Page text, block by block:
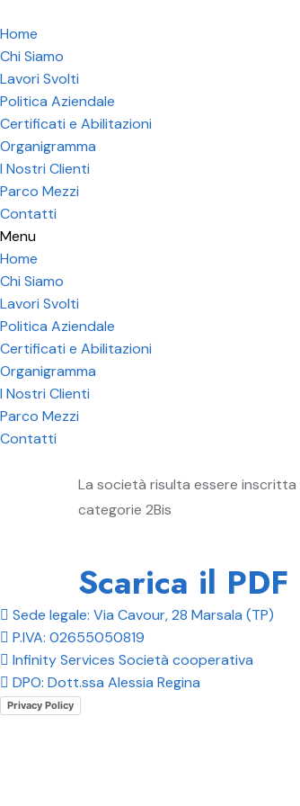
Home
Chi Siamo
Lavori Svolti
Politica Aziendale
Certificati e Abilitazioni
Organigramma
I Nostri Clienti
Parco Mezzi
Contatti
Menu
Home
Chi Siamo
Lavori Svolti
Politica Aziendale
Certificati e Abilitazioni
Organigramma
I Nostri Clienti
Parco Mezzi
Contatti
La società risulta essere inscritta
categorie 2Bis
Scarica il PDF
Sede legale: Via Cavour, 28 Marsala (TP)
P.IVA: 02655050819
Infinity Services Società cooperativa
DPO: Dott.ssa Alessia Regina
Privacy Policy